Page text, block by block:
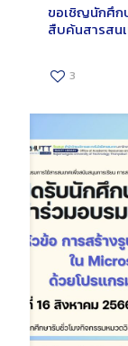
ขอเชิญนักศึก
สืบค้นสารสน
3